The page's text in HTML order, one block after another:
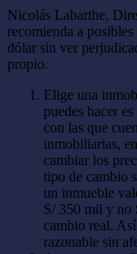
Nicolás Labarthe.
recomienda a
dólar sin ver
propio.
Elige una
puedes hacer
con las que
inmobiliarias,
cambiar los
tipo de cambio
un inmueble
S/ 350 mil y no
cambio real.
razonable sin